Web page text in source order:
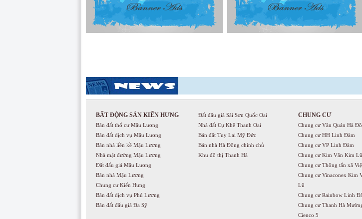
BẤT ĐỘNG SẢN KIẾN HƯNG
Bán đất thổ cư Mậu Lương
Bán đất dịch vụ Mậu Lương
Bán nhà liền kề Mậu Lương
Nhà mặt đường Mậu Lương
Đất đấu giá Mậu Lương
Bán nhà Mậu Lương
Chung cư Kiến Hưng
Bán đất dịch vụ Phú Lương
Bán đất đấu giá Đa Sỹ
Đất đấu giá Sài Sơn Quốc Oai
Nhà đất Cự Khê Thanh Oai
Bán đất Tuy Lai Mỹ Đức
Bán nhà Hà Đông chính chủ
Khu đô thị Thanh Hà
CHUNG CƯ
Chung cư Văn Quán Hà
Chung cư HH Linh Đàm
Chung cư VP Linh Đàm
Chung cư Kim Văn Kim Lũ
Chung cư Thông tấn xã
Chung cư Vinaconex Kim
Lũ
Chung cư Rainbow Linh
Chung cư Thanh Hà
Cienco 5